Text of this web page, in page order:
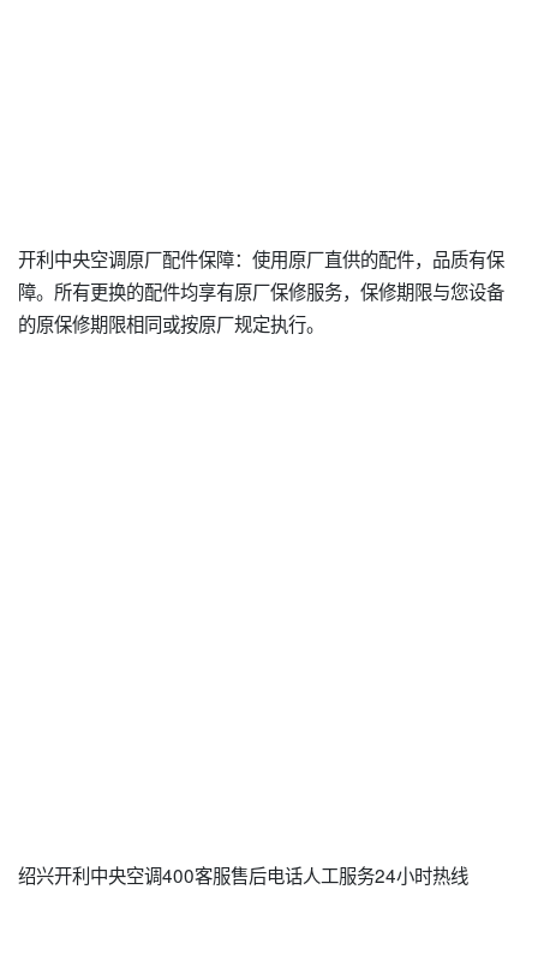
开利中央空调原厂配件保障：使用原厂直供的配件，品质有保
障。所有更换的配件均享有原厂保修服务，保修期限与您设备
的原保修期限相同或按原厂规定执行。
绍兴开利中央空调400客服售后电话人工服务24小时热线